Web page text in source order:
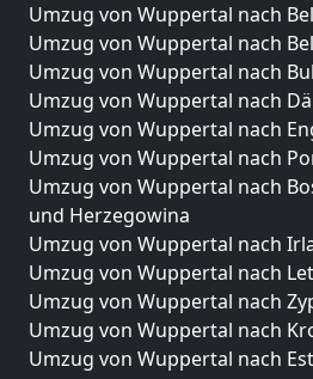
Umzug von Wuppertal nach
Umzug von Wuppertal nach
Umzug von Wuppertal nach
Umzug von Wuppertal nach
Umzug von Wuppertal nach
Umzug von Wuppertal nach
Umzug von Wuppertal nach
und Herzegowina
Umzug von Wuppertal nach
Umzug von Wuppertal nach
Umzug von Wuppertal nach
Umzug von Wuppertal nach
Umzug von Wuppertal nach